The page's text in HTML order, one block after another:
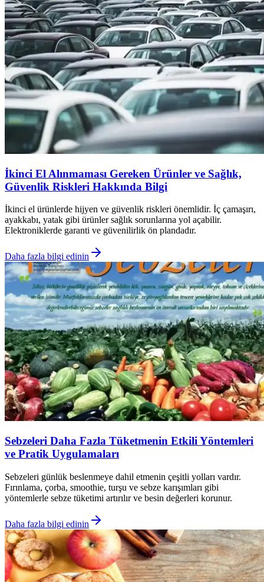
İkinci El Alınmaması Gereken Ürünler ve Sağlık,
Güvenlik Riskleri Hakkında Bilgi
İkinci el ürünlerde hijyen ve güvenlik riskleri önemlidir. İç çamaşırı,
ayakkabı, yatak gibi ürünler sağlık sorunlarına yol açabilir.
Elektroniklerde garanti ve güvenilirlik ön plandadır.
Daha fazla bilgi edinin
Sebzeleri Daha Fazla Tüketmenin Etkili Yöntemleri
ve Pratik Uygulamaları
Sebzeleri günlük beslenmeye dahil etmenin çeşitli yolları vardır.
Fırınlama, çorba, smoothie, turşu ve sebze karışımları gibi
yöntemlerle sebze tüketimi artırılır ve besin değerleri korunur.
Daha fazla bilgi edinin